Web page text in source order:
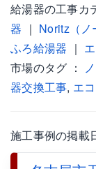
給湯器の工事カ
器 ｜ Noritz（ノ
ふろ給湯器 ｜
市場のタグ ：
器交換工事, エ
施工事例の掲